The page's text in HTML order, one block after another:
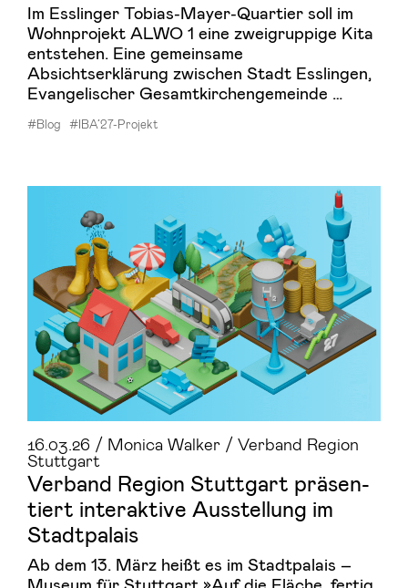
Im Esslinger Tobias-Mayer-Quartier soll im
Wohnprojekt ALWO 1 eine zweigruppige Kita
entstehen. Eine gemeinsame
Absichtserklärung zwischen Stadt Esslingen,
Evangelischer Gesamtkirchengemeinde …
#Blog #IBA’27-Projekt
16.03.26 / Monica Walker / Verband Region
Stuttgart
Ver­band Re­gi­on Stutt­gart prä­sen­
tiert in­ter­ak­ti­ve Aus­stel­lung im
Stadt­pa­lais
Ab dem 13. März heißt es im Stadtpalais –